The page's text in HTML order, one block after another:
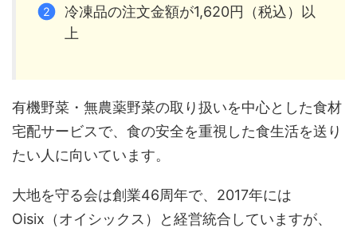
冷凍品の注文金額が1,620円（税込）以
上
有機野菜・無農薬野菜の取り扱いを中心とした食材
宅配サービスで、食の安全を重視した食生活を送り
たい人に向いています。
大地を守る会は創業46周年で、2017年には
Oisix（オイシックス）と経営統合していますが、